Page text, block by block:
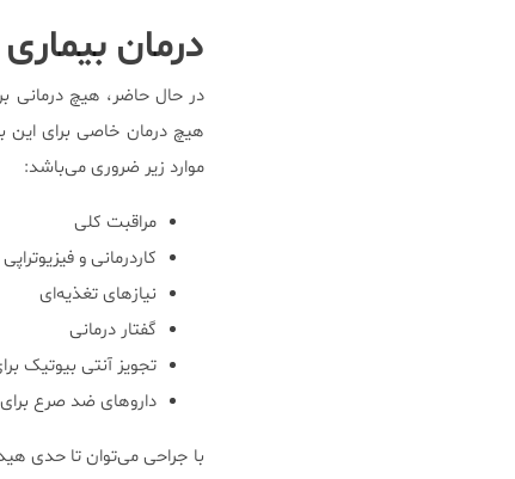
درمان
در حال حاضر، هیچ درمانی
هیچ درمان خاصی برای
موارد زیر ضروری می‌باشد:
مراقبت کلی
کاردرمانی و فیزیوتراپی
نیازهای تغذیه‌ای
گفتار درمانی
تجویز آنتی بیوتیک
داروهای ضد صرع
با جراحی می‌توان تا حدی